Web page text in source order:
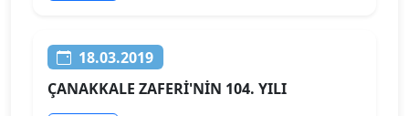
18.03.2019
ÇANAKKALE ZAFERİ'NİN 104. YILI